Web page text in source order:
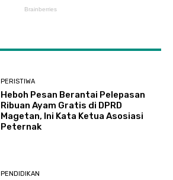
PERISTIWA
Heboh Pesan Berantai Pelepasan
Ribuan Ayam Gratis di DPRD
Magetan, Ini Kata Ketua Asosiasi
Peternak
PENDIDIKAN